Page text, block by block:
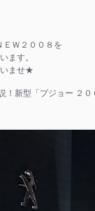
Ｗ２００８を
ます。
いませ★
！新型「プジョー ２０